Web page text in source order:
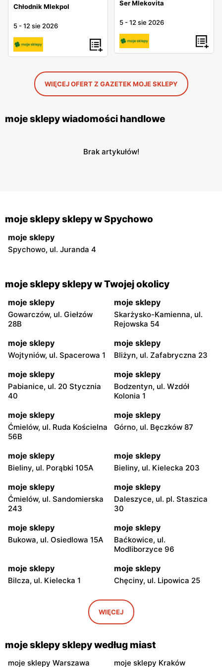
Chłodnik Mlekpol
5 -12 sie 2026
Ser Mlekovita
5 -12 sie 2026
WIĘCEJ OFERT Z GAZETEK MOJE SKLEPY
moje sklepy wiadomości handlowe
Brak artykułów!
moje sklepy sklepy w Spychowo
moje sklepy
Spychowo, ul. Juranda 4
moje sklepy sklepy w Twojej okolicy
moje sklepy
Gowarczów, ul. Giełzów
28B
moje sklepy
Skarżysko-Kamienna, ul.
Rejowska 54
moje sklepy
Wojtyniów, ul. Spacerowa 1
moje sklepy
Bliżyn, ul. Zafabryczna 23
moje sklepy
Pabianice, ul. 20 Stycznia
40
moje sklepy
Bodzentyn, ul. Wzdół
Kolonia 1
moje sklepy
Ćmielów, ul. Ruda Kościelna
56B
moje sklepy
Górno, ul. Bęczków 87
moje sklepy
Bieliny, ul. Porąbki 105A
moje sklepy
Bieliny, ul. Kielecka 203
moje sklepy
Ćmielów, ul. Sandomierska
243
moje sklepy
Daleszyce, ul. pl. Staszica
30
moje sklepy
Bukowa, ul. Osiedlowa 15A
moje sklepy
Baćkowice, ul.
Modliborzyce 96
moje sklepy
Bilcza, ul. Kielecka 1
moje sklepy
Chęciny, ul. Lipowica 25
Iwaniska, ul. Ujazdowska 5
moje sklepy
Bogoria, ul. Rynek 30
Gorzyce, ul. Szkolna 44 Grębów, ul. Wydrza 180
moje sklepy moje sklepy
WIĘCEJ
moje sklepy sklepy według miast
moje sklepy Warszawa
moje sklepy Kraków